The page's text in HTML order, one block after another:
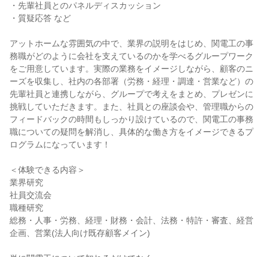
・先輩社員とのパネルディスカッション
・質疑応答 など
アットホームな雰囲気の中で、業界の説明をはじめ、関電工の事
務職がどのように会社を支えているのかを学べるグループワーク
をご用意しています。実際の業務をイメージしながら、顧客のニ
ーズを収集し、社内の各部署（労務・経理・調達・営業など）の
先輩社員と連携しながら、グループで考えをまとめ、プレゼンに
挑戦していただきます。また、社員との座談会や、管理職からの
フィードバックの時間もしっかり設けているので、関電工の事務
職についての疑問を解消し、具体的な働き方をイメージできるプ
ログラムになっています！
＜体験できる内容＞
業界研究
社員交流会
職種研究
総務・人事・労務、経理・財務・会計、法務・特許・審査、経営
企画、営業(法人向け既存顧客メイン)